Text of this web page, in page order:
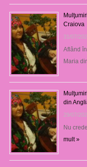
Craiova
31/07/
Aflând
Maria
din
29/07/
Nu
mult »